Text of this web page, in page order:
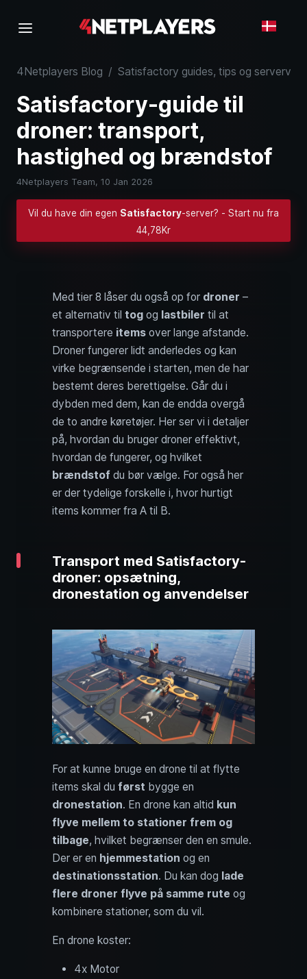
4Netplayers Blog / Satisfactory guides, tips og
Satisfactory-guide til
droner: transport,
hastighed og brændstof
4Netplayers Team, 10 Jan 2026
Vil du have din egen Satisfactory-server? - Start nu fra
44,78Kr
Med tier 8 låser du også op for droner –
et alternativ til tog og lastbiler til at
transportere items over lange afstande.
Droner fungerer lidt anderledes og kan
virke begrænsende i starten, men de har
bestemt deres berettigelse. Går du i
dybden med dem, kan de endda overgå
de to andre køretøjer. Her ser vi i detaljer
på, hvordan du bruger droner effektivt,
hvordan de fungerer, og hvilket
brændstof du bør vælge. For også her
er der tydelige forskelle i, hvor hurtigt
items kommer fra A til B.
Transport med Satisfactory-
droner: opsætning,
dronestation og anvendelser
For at kunne bruge en drone til at flytte
items skal du først bygge en
dronestation. En drone kan altid kun
flyve mellem to stationer frem og
tilbage, hvilket begrænser den en smule.
Der er en hjemmestation og en
destinationsstation. Du kan dog lade
flere droner flyve på samme rute og
kombinere stationer, som du vil.
En drone koster:
4x Motor